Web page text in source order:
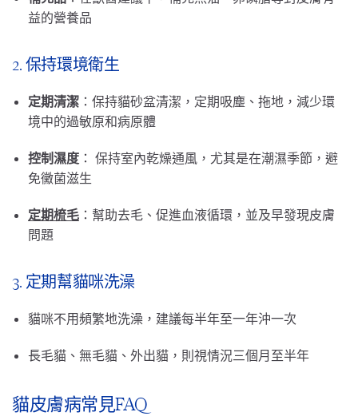
益的營養品
2. 保持環境衛生
定期清潔 ：保持貓砂盆清潔，定期吸塵、拖地，減少環
境中的過敏原和病原體
控制濕度 ： 保持室內乾燥通風，尤其是在潮濕季節，避
免黴菌滋生
定期梳毛 ：幫助去毛、促進血液循環，並及早發現皮膚
問題
3. 定期幫貓咪洗澡
貓咪不用頻繁地洗澡，建議每半年至一年沖一次
長毛貓、無毛貓、外出貓，則視情況三個月至半年
貓皮膚病常見FAQ